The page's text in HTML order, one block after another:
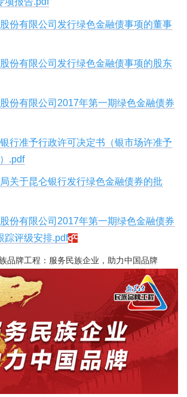
份有限公司发行绿色金融债事项的董事
份有限公司发行绿色金融债事项的股东
份有限公司2017年第一期绿色金融债券
行准予行政许可决定书（银市场许准予
.pdf
关于昆仑银行发行绿色金融债券的批
份有限公司2017年第一期绿色金融债券
踪评级安排.pdf
品牌工程：服务民族企业，助力中国品牌